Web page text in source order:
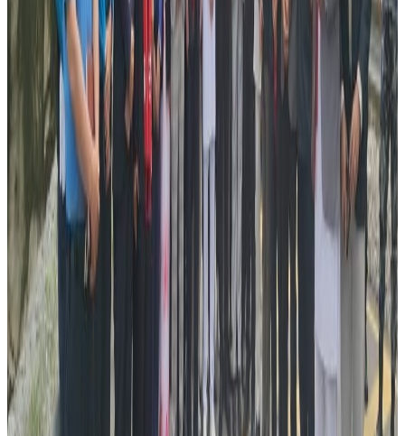
पछि हिसाब कितावमा समस्या पर्न सक्ने भन्दै अर्जुनले आधिकारिक गो फन्डमीमा
गएर सहयोग गरिदिन सबैमा आग्रह गरेका हुन् ।
पोखरा स्थाई घर भएका अर्जुन अष्ट्रेलियाको व्रिजवेनमा बस्दै आएका छन् । ३०
वर्षिय तिमल्सिना श्रीमतिलाई नर्सिङ पढाउन डिपेन्डेन्ट भिसामा अष्ट्रेलिया
आएका हुन् । अचानक क्यान्सर देखिएपछि भर्खरै पढाई सकेर संघर्ष गरिरहेका
दम्पत्ति रुनुकी हास्नुको स्थितीमा पुगेका छन् ।
अझ विडम्वना, क्यान्सर देखिएकै हप्ता यो दम्पतिले नवजात शिशुलाइ जन्म दिएका
थिए । श्रीमती सुत्केरी गराउन अस्पताल भर्ना भएकै बखत तिमल्सिनालाई
झाडापखालाले सताएको थियो । केही दिनसम्म पनि पखाला निको नभएपछि
रगत परिक्षण गर्दा क्यान्सर भएको पुष्टी भएको हो । तिमल्सिनालाई किमो दिन
थालिएको छ । चिकित्सकले ३ महिनामा बोनम्यारो प्रत्यारोपण गर्न सुझाव
दिएको छ । बोन म्यारो प्रत्यारोपणका लागि परिक्षण गर्न नेपालबाट अर्जुनका भाई
समेत अष्ट्रेलिया आईपुगेका छन् । बोन म्यारो प्रत्यारोपण गर्न कम्तिमा पनि ३
लाख डलर खर्च हुने चिकित्सकले जानकारी दिएको अर्जुनले बताए ।